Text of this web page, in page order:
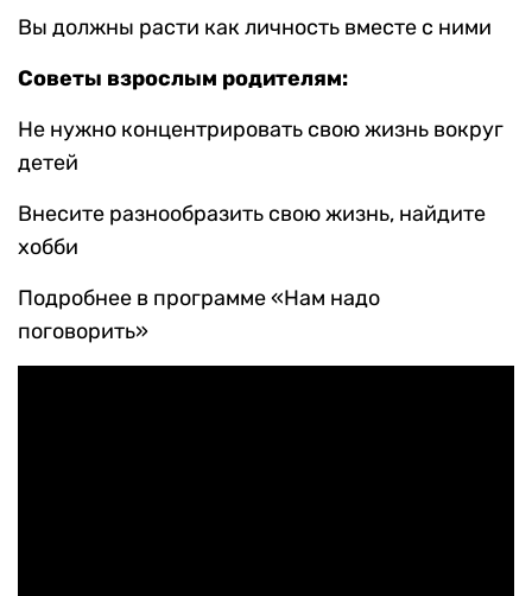
Вы должны расти как личность вместе с ними
Советы взрослым родителям:
Не нужно концентрировать свою жизнь вокруг
детей
Внесите разнообразить свою жизнь, найдите
хобби
Подробнее в программе «Нам надо
поговорить»